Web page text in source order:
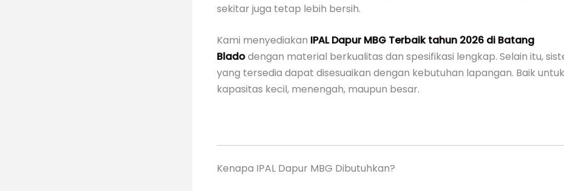
sekitar juga tetap lebih bersih.
Kami menyediakan IPAL Dapur MBG Terbaik tahun 2026 di Batang
Bladodengan material berkualitas dan spesifikasi lengkap. Selain itu,
yang tersedia dapat disesuaikan dengan kebutuhan lapangan. Baik untuk
kapasitas kecil, menengah, maupun besar.
Kenapa IPAL Dapur MBG Dibutuhkan?